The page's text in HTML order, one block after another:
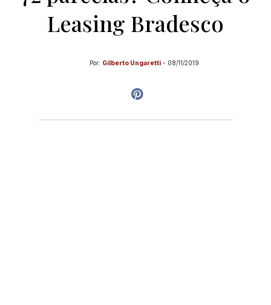
Leasing Bradesco
Por: Gilberto Ungaretti - 08/11/2019